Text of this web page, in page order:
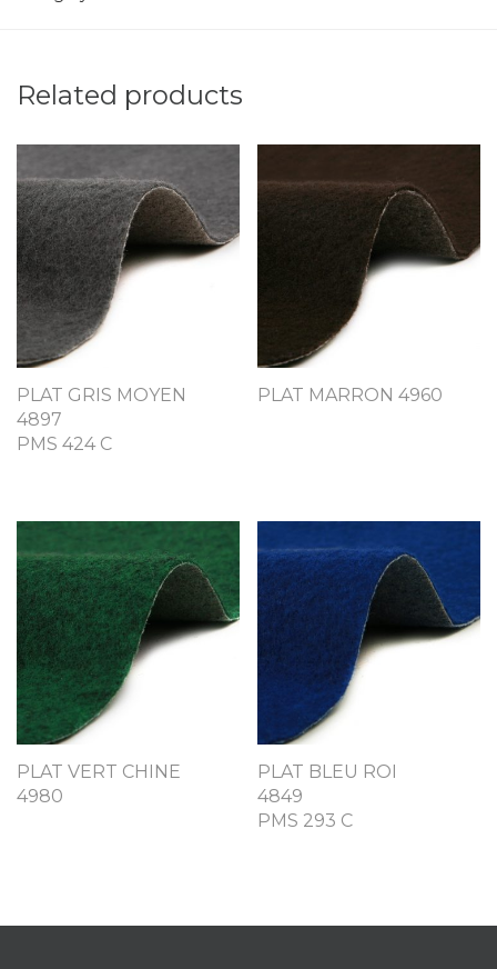
Related products
PLAT GRIS MOYEN
4897
PMS 424 C
PLAT MARRON 4960
PLAT VERT CHINE
4980
PLAT BLEU ROI
4849
PMS 293 C